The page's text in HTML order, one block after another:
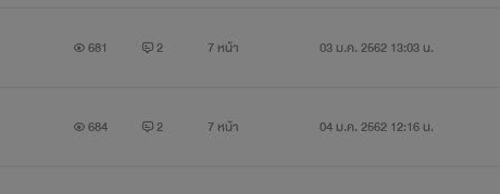
681 2 7 หน้า 03 ม.ค. 2562 13:03 น.
684 2 7 หน้า 04 ม.ค. 2562 12:16 น.